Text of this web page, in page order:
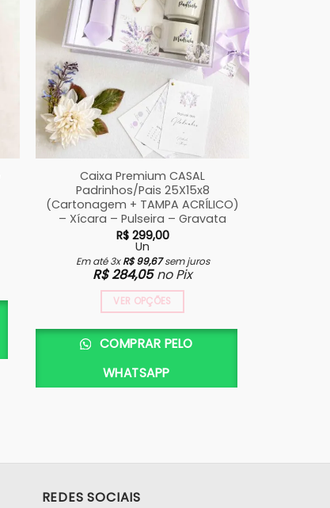
Caixa Premium CASAL
Padrinhos/Pais 25X15x8
(Cartonagem + TAMPA ACRÍLICO)
– Xícara – Pulseira – Gravata
R$299,00
Un
Em até 3xR$99,67sem juros
R$284,05 no Pix
VER OPÇÕES
COMPRAR PELO
WHATSAPP
REDES SOCIAIS